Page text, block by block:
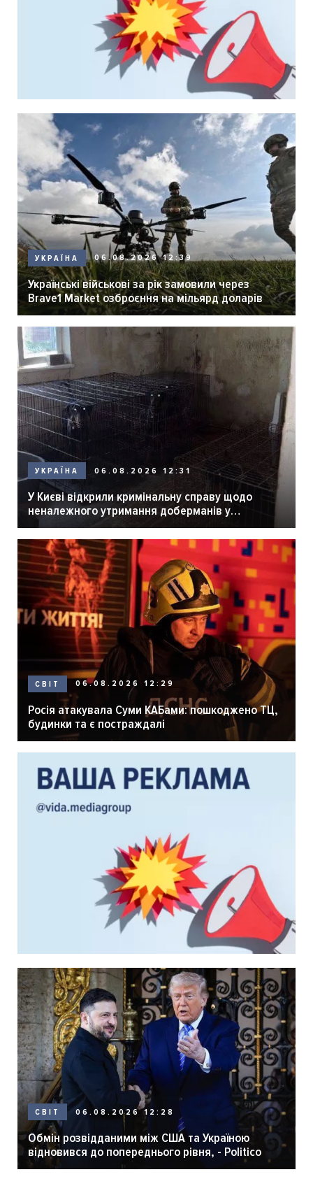
УКРАЇНА 06.08.2026 12:39
Українські військові за рік замовили через
Brave1 Market озброєння на мільярд доларів
УКРАЇНА 06.08.2026 12:31
У Києві відкрили кримінальну справу щодо
неналежного утримання доберманів у
розпліднику
СВІТ 06.08.2026 12:29
Росія атакувала Суми КАБами: пошкоджено ТЦ,
будинки та є постраждалі
СВІТ 06.08.2026 12:28
Обмін розвідданими між США та Україною
відновився до попереднього рівня, - Politico